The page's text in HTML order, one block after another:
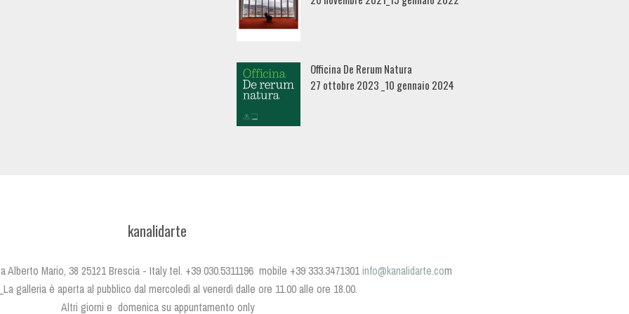
Officina De Rerum Natura
27 ottobre 2023 _10 gennaio 2024
kanalidarte
Mario, 38 25121 Brescia - Italy tel. +39 030.5311196 mobile +39 333.3471301info@kanalidarte.com
galleria è aperta al pubblico dal mercoledì al venerdì dalle ore 11.00 alle ore 18.00.
Altri giorni e domenica su appuntamento only